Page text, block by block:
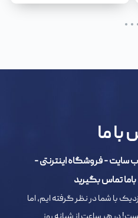
با ما
سایت - فروشگاه اینترنتی -
با شما در نظر گرفته ایم، اما